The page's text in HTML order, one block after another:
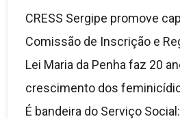
CRESS Sergipe promove
Comissão de Inscrição e
Lei Maria da Penha faz 20
crescimento dos
É bandeira do Serviço